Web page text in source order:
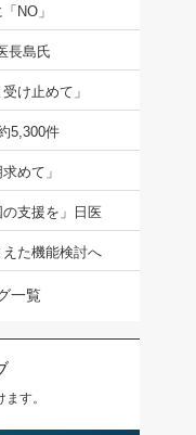
NO」
長島氏
け止めて」
5,300件
めて」
支援を」日医
た機能検討へ
一覧
す。